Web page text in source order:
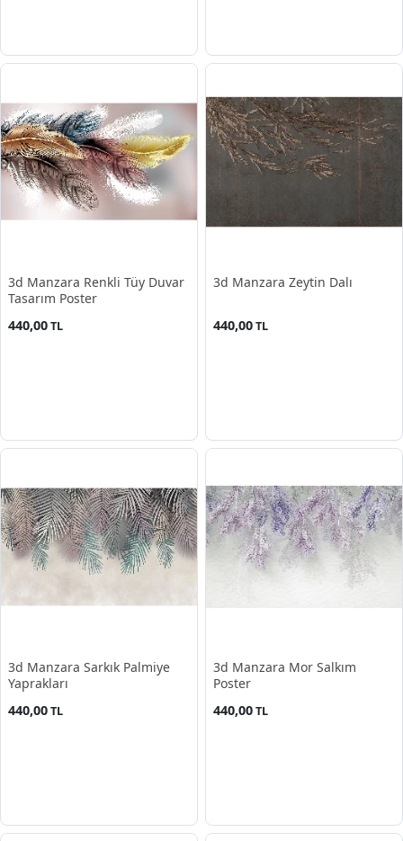
3d Manzara Renkli Tüy Duvar
Tasarım Poster
440,00TL
3d Manzara Zeytin Dalı
440,00TL
3d Manzara Sarkık Palmiye
Yaprakları
440,00TL
3d Manzara Mor Salkım
Poster
440,00TL